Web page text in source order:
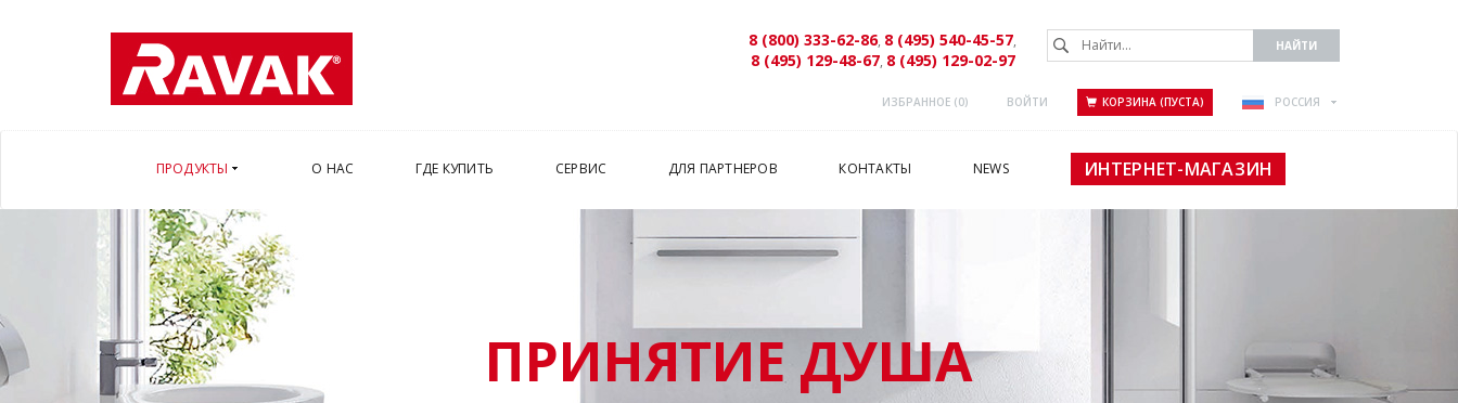
8 (800) 333-62-86, 8 (495) 540-45-57,
8 (495) 129-48-67, 8 (495) 129-02-97
ИЗБРАННОЕ (0) ВОЙТИ КОРЗИНА (ПУСТА) РОССИЯ
ПРОДУКТЫ О НАС ГДЕ КУПИТЬ СЕРВИС ДЛЯ ПАРТНЕРОВ КОНТАКТЫ NEWS ИНТЕРНЕТ-МАГАЗИН
ПРИНЯТИЕ ДУША